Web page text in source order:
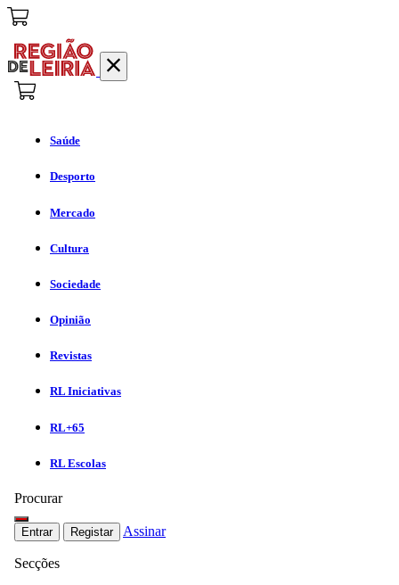
Saúde
Desporto
Mercado
Cultura
Sociedade
Opinião
Revistas
RL Iniciativas
RL+65
RL Escolas
Procurar
Entrar Registar Assinar
Secções